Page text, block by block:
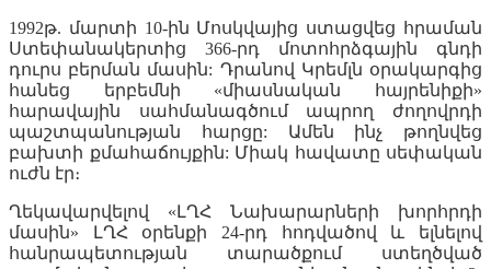
1992թ. մարտի 10-ին Մոսկվայից ստացվեց հրաման
Ստեփանակերտից 366-րդ մոտոհրձգային գնդի
դուրս բերման մասին: Դրանով Կրեմլն օրակարգից
հանեց երբեմնի «միասնական հայրենիքի»
հարավային սահմանագծում ապրող ժողովրդի
պաշտպանության հարցը: Ամեն ինչ թողնվեց
բախտի քմահաճույքին: Միակ հավատը սեփական
ուժն էր։
Ղեկավարվելով «ԼՂՀ Նախարարների խորհրդի
մասին» ԼՂՀ օրենքի 24-րդ հոդվածով և ելնելով
հանրապետության տարածքում ստեղծված